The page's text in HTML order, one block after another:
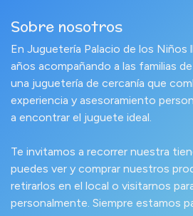
Sobre nosotros
En Juguetería Palacio de los Niños
años acompañando a las familias
una juguetería de cercanía que
experiencia y asesoramiento
a encontrar el juguete ideal.
Te invitamos a recorrer nuestra
puedes ver y comprar nuestros
retirarlos en el local o visitarnos
personalmente. Siempre estamos